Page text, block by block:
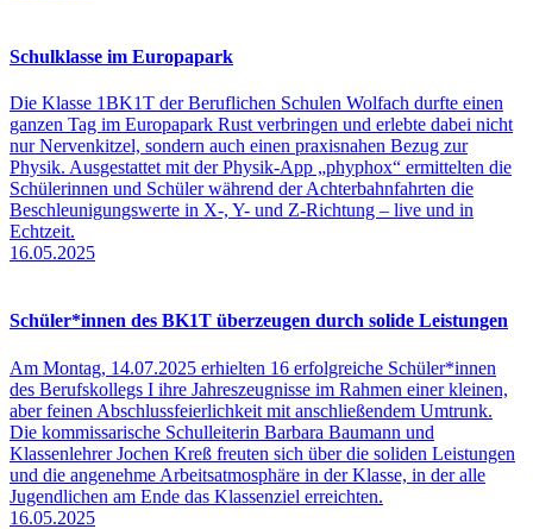
Schulklasse im Europapark
Die Klasse 1BK1T der Beruflichen Schulen Wolfach durfte einen
ganzen Tag im Europapark Rust verbringen und erlebte dabei nicht
nur Nervenkitzel, sondern auch einen praxisnahen Bezug zur
Physik. Ausgestattet mit der Physik-App „phyphox“ ermittelten die
Schülerinnen und Schüler während der Achterbahnfahrten die
Beschleunigungswerte in X-, Y- und Z-Richtung – live und in
Echtzeit.
16.05.2025
Schüler*innen des BK1T überzeugen durch solide Leistungen
Am Montag, 14.07.2025 erhielten 16 erfolgreiche Schüler*innen
des Berufskollegs I ihre Jahreszeugnisse im Rahmen einer kleinen,
aber feinen Abschlussfeierlichkeit mit anschließendem Umtrunk.
Die kommissarische Schulleiterin Barbara Baumann und
Klassenlehrer Jochen Kreß freuten sich über die soliden Leistungen
und die angenehme Arbeitsatmosphäre in der Klasse, in der alle
Jugendlichen am Ende das Klassenziel erreichten.
16.05.2025